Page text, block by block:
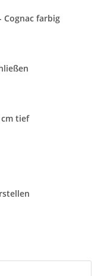
Cognac farbig
cm tief